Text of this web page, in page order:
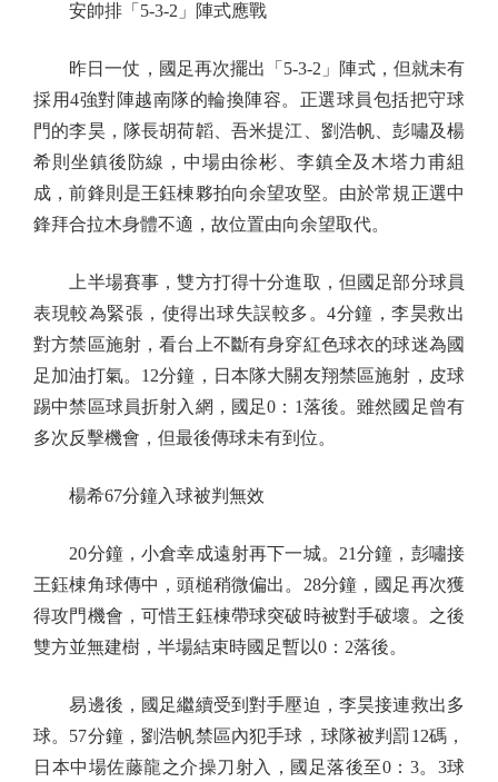
安帥排「5-3-2」陣式應戰
昨日一仗，國足再次擺出「5-3-2」陣式，但就未有
採用4強對陣越南隊的輪換陣容。正選球員包括把守球
門的李昊，隊長胡荷韜、吾米提江、劉浩帆、彭嘯及楊
希則坐鎮後防線，中場由徐彬、李鎮全及木塔力甫組
成，前鋒則是王鈺棟夥拍向余望攻堅。由於常規正選中
鋒拜合拉木身體不適，故位置由向余望取代。
上半場賽事，雙方打得十分進取，但國足部分球員
表現較為緊張，使得出球失誤較多。4分鐘，李昊救出
對方禁區施射，看台上不斷有身穿紅色球衣的球迷為國
足加油打氣。12分鐘，日本隊大關友翔禁區施射，皮球
踢中禁區球員折射入網，國足0：1落後。雖然國足曾有
多次反擊機會，但最後傳球未有到位。
楊希67分鐘入球被判無效
20分鐘，小倉幸成遠射再下一城。21分鐘，彭嘯接
王鈺棟角球傳中，頭槌稍微偏出。28分鐘，國足再次獲
得攻門機會，可惜王鈺棟帶球突破時被對手破壞。之後
雙方並無建樹，半場結束時國足暫以0：2落後。
易邊後，國足繼續受到對手壓迫，李昊接連救出多
球。57分鐘，劉浩帆禁區內犯手球，球隊被判罰12碼，
日本中場佐藤龍之介操刀射入，國足落後至0：3。3球